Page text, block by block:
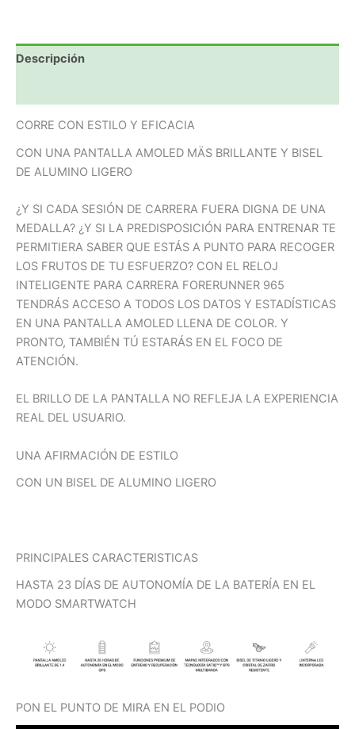
Descripción
CORRE CON ESTILO Y EFICACIA
CON UNA PANTALLA AMOLED MÄS BRILLANTE Y BISEL
DE ALUMINO LIGERO
¿Y SI CADA SESIÓN DE CARRERA FUERA DIGNA DE UNA
MEDALLA? ¿Y SI LA PREDISPOSICIÓN PARA ENTRENAR TE
PERMITIERA SABER QUE ESTÁS A PUNTO PARA RECOGER
LOS FRUTOS DE TU ESFUERZO? CON EL RELOJ
INTELIGENTE PARA CARRERA FORERUNNER 965
TENDRÁS ACCESO A TODOS LOS DATOS Y ESTADÍSTICAS
EN UNA PANTALLA AMOLED LLENA DE COLOR. Y
PRONTO, TAMBIÉN TÚ ESTARÁS EN EL FOCO DE
ATENCIÓN.
EL BRILLO DE LA PANTALLA NO REFLEJA LA EXPERIENCIA
REAL DEL USUARIO.
UNA AFIRMACIÓN DE ESTILO
CON UN BISEL DE ALUMINO LIGERO
PRINCIPALES CARACTERISTICAS
HASTA 23 DÍAS DE AUTONOMÍA DE LA BATERÍA EN EL
MODO SMARTWATCH
PON EL PUNTO DE MIRA EN EL PODIO